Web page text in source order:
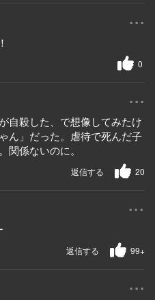
...
0
...
自殺した、で想像してみたけ
ん」だった。虐待で死んだ子
関係ないのに。
20
返信する
...
99+
返信する
...